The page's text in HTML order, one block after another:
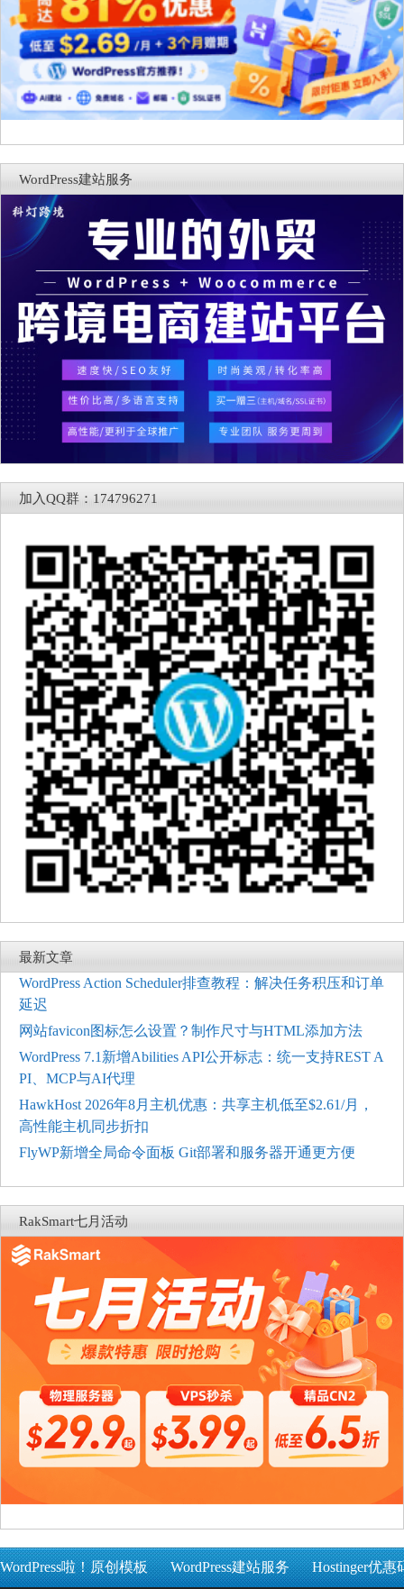
WordPress建站服务
加入QQ群：174796271
最新文章
WordPress Action Scheduler排查教程：解决任务积压和订单
延迟
网站favicon图标怎么设置？制作尺寸与HTML添加方法
WordPress 7.1新增Abilities API公开标志：统一支持REST A
PI、MCP与AI代理
HawkHost 2026年8月主机优惠：共享主机低至$2.61/月，
高性能主机同步折扣
FlyWP新增全局命令面板 Git部署和服务器开通更方便
RakSmart七月活动
WordPress啦！原创模板 WordPress建站服务 Hostinger优惠